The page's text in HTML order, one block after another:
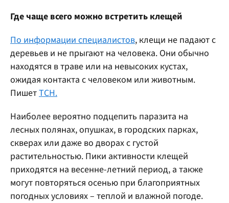
Где чаще всего можно встретить клещей
По информации специалистов, клещи не падают с
деревьев и не прыгают на человека. Они обычно
находятся в траве или на невысоких кустах,
ожидая контакта с человеком или животным.
ПишетТСН.
Наиболее вероятно подцепить паразита на
лесных полянах, опушках, в городских парках,
скверах или даже во дворах с густой
растительностью. Пики активности клещей
приходятся на весенне-летний период, а также
могут повторяться осенью при благоприятных
погодных условиях – теплой и влажной погоде.